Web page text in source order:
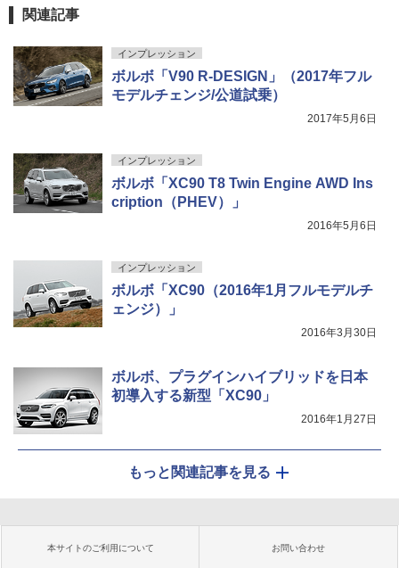
関連記事
インプレッション
ボルボ「V90 R-DESIGN」（2017年フル
モデルチェンジ/公道試乗）
2017年5月6日
インプレッション
ボルボ「XC90 T8 Twin Engine AWD Ins
cription（PHEV）」
2016年5月6日
インプレッション
ボルボ「XC90（2016年1月フルモデルチ
ェンジ）」
2016年3月30日
ボルボ、プラグインハイブリッドを日本
初導入する新型「XC90」
2016年1月27日
もっと関連記事を見る
本サイトのご利用について お問い合わせ